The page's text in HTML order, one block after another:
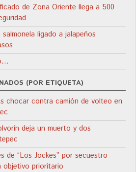
de Zona Oriente llega a 500
ligado a jalapeños
(POR ETIQUETA)
chocar contra camión de volteo en
deja un muerto y dos
de “Los Jockes” por secuestro
objetivo prioritario